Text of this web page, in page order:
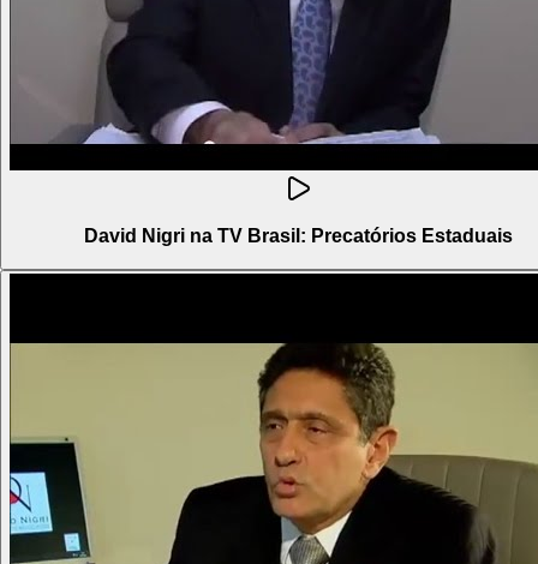
David Nigri na TV Brasil: Precatórios Estaduais